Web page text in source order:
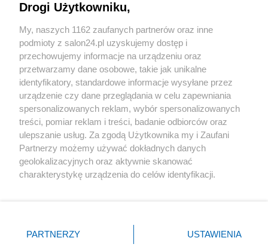
Sport
Społeczeństwo
Kultura
X Facebook Instagram Youtube
Drogi Użytkowniku,
My, naszych 1162 zaufanych partnerów oraz inne
podmioty z salon24.pl uzyskujemy dostęp i
przechowujemy informacje na urządzeniu oraz
przetwarzamy dane osobowe, takie jak unikalne
identyfikatory, standardowe informacje wysyłane przez
urządzenie czy dane przeglądania w celu zapewniania
spersonalizowanych reklam, wybór spersonalizowanych
treści, pomiar reklam i treści, badanie odbiorców oraz
ulepszanie usług. Za zgodą Użytkownika my i Zaufani
Partnerzy możemy używać dokładnych danych
geolokalizacyjnych oraz aktywnie skanować
charakterystykę urządzenia do celów identyfikacji.
zmienić/wycofać klikając przycisk ustawień prywatności
znajdujący się w lewym dolnym rogu strony
PARTNERZY USTAWIENIA